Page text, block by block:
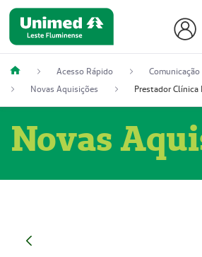
Acesso Rápido
Comunicação
Novas Aquisições
Novas